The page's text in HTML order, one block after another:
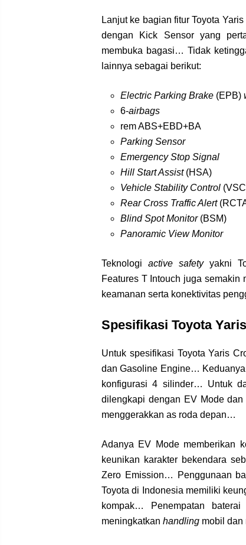
Lanjut ke bagian fitur Toyota
dengan Kick Sensor yang
membuka bagasi… Tidak
lainnya sebagai berikut:
Electric Parking Brake (EPB)
6-airbags
rem ABS+EBD+BA
Parking Sensor
Emergency Stop Signal
Hill Start Assist(HSA)
Vehicle Stability Control
Rear Cross Traffic Alert
Blind Spot Monitor(BSM)
Panoramic View Monitor
Teknologiactive safetyyakni
Features T Intouch juga semakin
keamanan serta konektivitas
Spesifikasi Toyota
Untuk spesifikasi Toyota Yaris
dan Gasoline Engine…
konfigurasi 4 silinder… Untuk
dilengkapi dengan EV Mode
menggerakkan as roda depan…
Adanya EV Mode memberikan
keunikan karakter bekendara
Zero Emission… Penggunaan
Toyota di Indonesia memiliki
kompak… Penempatan
meningkatkan handling mobil